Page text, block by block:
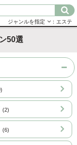
ジャンルを指定 ：エステ
50選
(2)
(6)